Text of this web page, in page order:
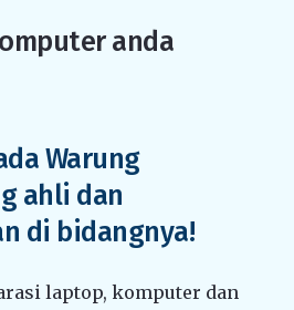
anda
Warung
ahli dan
di bidangnya!
laptop, komputer dan